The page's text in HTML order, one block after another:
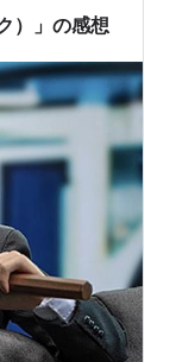
）」の感想